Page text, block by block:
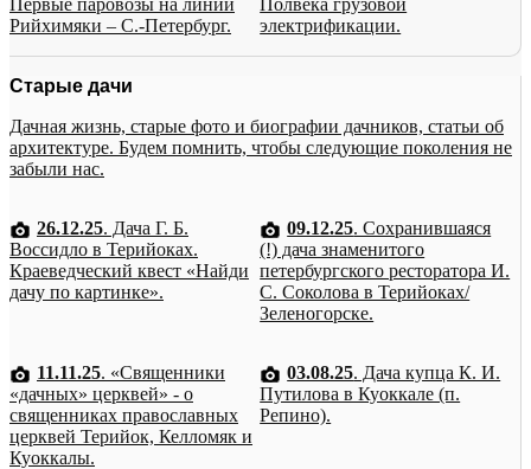
Первые паровозы на линии
Рийхимяки – С.-Петербург.
Полвека грузовой
электрификации.
Старые дачи
Дачная жизнь, старые фото и биографии дачников, статьи об
архитектуре. Будем помнить, чтобы следующие поколения не
забыли нас.
26.12.25. Дача Г. Б.
Воссидло в Терийоках.
Краеведческий квест «Найди
дачу по картинке».
09.12.25. Сохранившаяся
(!) дача знаменитого
петербургского ресторатора И.
С. Соколова в Терийоках/
Зеленогорске.
11.11.25. «Священники
«дачных» церквей» - о
священниках православных
церквей Терийок, Келломяк и
Куоккалы.
03.08.25. Дача купца К. И.
Путилова в Куоккале (п.
Репино).